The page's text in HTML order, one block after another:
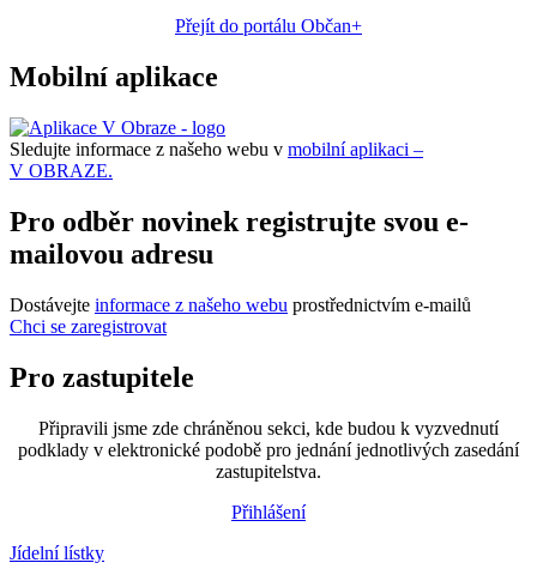
Přejít do portálu Občan+
Mobilní aplikace
Sledujte informace z našeho webu v mobilní aplikaci –
V OBRAZE.
Pro odběr novinek registrujte svou e-
mailovou adresu
Dostávejte informace z našeho webu prostřednictvím e-mailů
Chci se zaregistrovat
Pro zastupitele
Připravili jsme zde chráněnou sekci, kde budou k vyzvednutí
podklady v elektronické podobě pro jednání jednotlivých zasedání
zastupitelstva.
Přihlášení
Jídelní lístky